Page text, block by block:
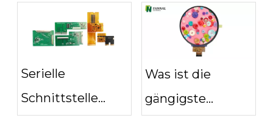
Anwendungen
verwenden?
Explosionssicherheit
Serielle
Schnittstelle
Was ist die
gängigste